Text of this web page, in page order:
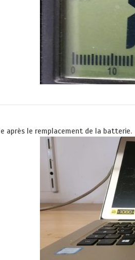
après le remplacement de la batterie.